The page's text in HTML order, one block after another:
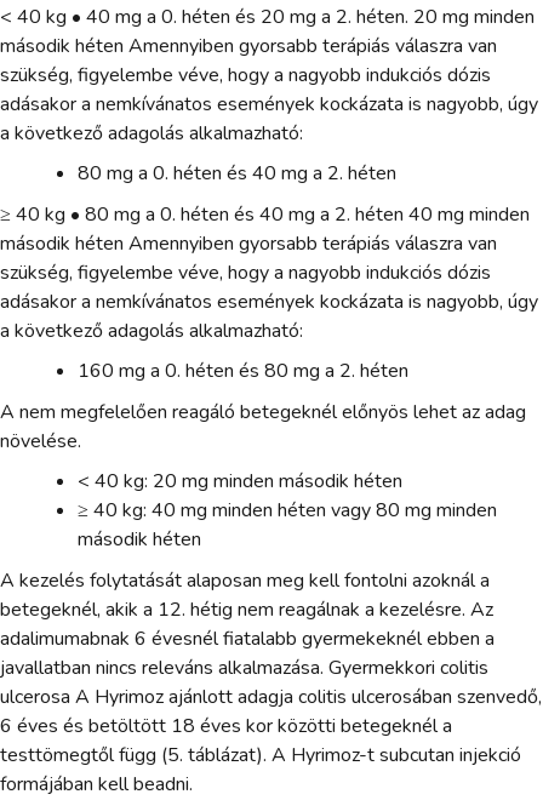
< 40 kg • 40 mg a 0. héten és 20 mg a 2. héten. 20 mg minden
második héten Amennyiben gyorsabb terápiás válaszra van
szükség, figyelembe véve, hogy a nagyobb indukciós dózis
adásakor a nemkívánatos események kockázata is nagyobb, úgy
a következő adagolás alkalmazható:
80 mg a 0. héten és 40 mg a 2. héten
≥ 40 kg • 80 mg a 0. héten és 40 mg a 2. héten 40 mg minden
második héten Amennyiben gyorsabb terápiás válaszra van
szükség, figyelembe véve, hogy a nagyobb indukciós dózis
adásakor a nemkívánatos események kockázata is nagyobb, úgy
a következő adagolás alkalmazható:
160 mg a 0. héten és 80 mg a 2. héten
A nem megfelelően reagáló betegeknél előnyös lehet az adag
növelése.
< 40 kg: 20 mg minden második héten
≥ 40 kg: 40 mg minden héten vagy 80 mg minden
második héten
A kezelés folytatását alaposan meg kell fontolni azoknál a
betegeknél, akik a 12. hétig nem reagálnak a kezelésre. Az
adalimumabnak 6 évesnél fiatalabb gyermekeknél ebben a
javallatban nincs releváns alkalmazása. Gyermekkori colitis
ulcerosa A Hyrimoz ajánlott adagja colitis ulcerosában szenvedő,
6 éves és betöltött 18 éves kor közötti betegeknél a
testtömegtől függ (5. táblázat). A Hyrimoz-t subcutan injekció
formájában kell beadni.